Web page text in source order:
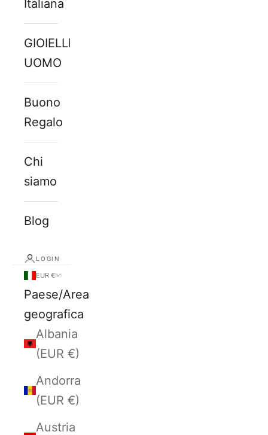
Italiana
GIOIELLI
UOMO
Buono
Regalo
Chi
siamo
Blog
LOGIN
EUR €
Paese/Area
geografica
Albania
(EUR €)
Andorra
(EUR €)
Austria